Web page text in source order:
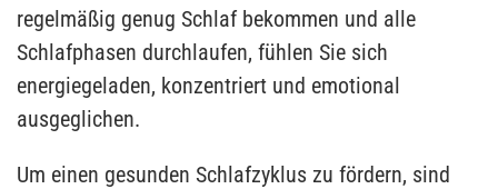
regelmäßig genug Schlaf bekommen und alle
Schlafphasen durchlaufen, fühlen Sie sich
energiegeladen, konzentriert und emotional
ausgeglichen.
Um einen gesunden Schlafzyklus zu fördern, sind